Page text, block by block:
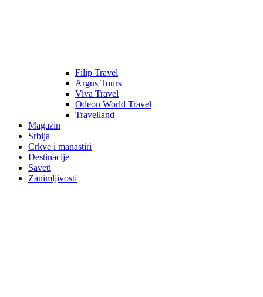
Filip Travel
Argus Tours
Viva Travel
Odeon World Travel
Travelland
Magazin
Srbija
Crkve i manastiri
Destinacije
Saveti
Zanimljivosti